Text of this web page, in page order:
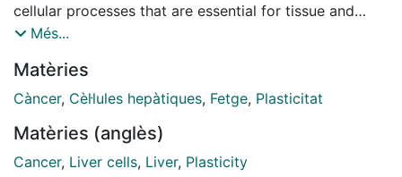
cellular processes that are essential for tissue and
organ homeostasis. In the case of the liver, TGF-β
progression, from initial liver injury toward fibrosis,
cirrhosis and cancer. When a chronic injury takes
inflammatory cells occur, thus setting the stage for
persistence of an inflammatory response.
Més...
Matèries
Càncer, Cèl·lules hepàtiques, Fetge, Plasticitat
Matèries (anglès)
Cancer, Liver cells, Liver, Plasticity